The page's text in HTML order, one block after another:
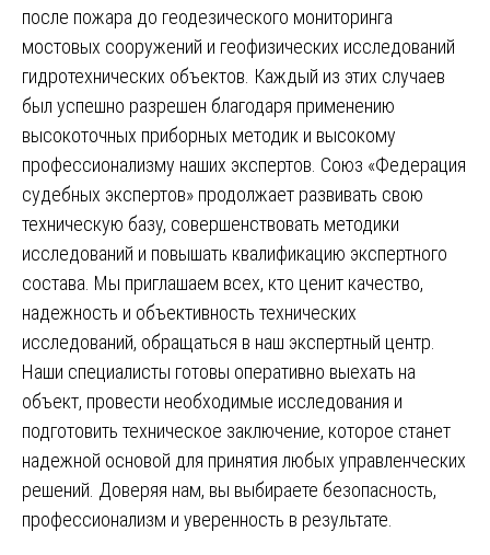
после пожара до геодезического мониторинга
мостовых сооружений и геофизических исследований
гидротехнических объектов. Каждый из этих случаев
был успешно разрешен благодаря применению
высокоточных приборных методик и высокому
профессионализму наших экспертов. Союз «Федерация
судебных экспертов» продолжает развивать свою
техническую базу, совершенствовать методики
исследований и повышать квалификацию экспертного
состава. Мы приглашаем всех, кто ценит качество,
надежность и объективность технических
исследований, обращаться в наш экспертный центр.
Наши специалисты готовы оперативно выехать на
объект, провести необходимые исследования и
подготовить техническое заключение, которое станет
надежной основой для принятия любых управленческих
решений. Доверяя нам, вы выбираете безопасность,
профессионализм и уверенность в результате.